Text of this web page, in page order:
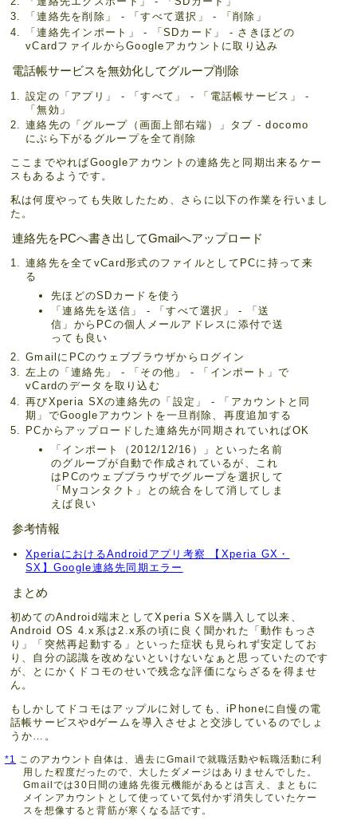
「連絡先を削除」 - 「すべて選択」 - 「削除」
「連絡先インポート」 - 「SDカード」 - さきほどの
vCardファイルからGoogleアカウントに取り込み
電話帳サービスを無効化してグループ削除
設定の「アプリ」 - 「すべて」 - 「電話帳サービス」 -
「無効」
連絡先の「グループ（画面上部右端）」タブ - docomo
にぶら下がるグループを全て削除
ここまでやればGoogleアカウントの連絡先と同期出来るケー
スもあるようです。
私は何度やっても失敗したため、さらに以下の作業を行いまし
た。
連絡先をPCへ書き出してGmailへアップロード
連絡先を全てvCard形式のファイルとしてPCに持って来
る
先ほどのSDカードを使う
「連絡先を送信」 - 「すべて選択」 - 「送
信」からPCの個人メールアドレスに添付で送
っても良い
GmailにPCのウェブブラウザからログイン
左上の「連絡先」 - 「その他」 - 「インポート」で
vCardのデータを取り込む
再びXperia SXの連絡先の「設定」 - 「アカウントと同
期」でGoogleアカウントを一旦削除、再度追加する
PCからアップロードした連絡先が同期されていればOK
「インポート（2012/12/16）」といった名前
のグループが自動で作成されているが、これ
はPCのウェブブラウザでグループを選択して
「Myコンタクト」との統合をして消してしま
えば良い
参考情報
XperiaにおけるAndroidアプリ考察 【Xperia GX・
SX】Google連絡先同期エラー
まとめ
初めてのAndroid端末としてXperia SXを購入して以来、
Android OS 4.x系は2.x系の頃に良く聞かれた「動作もっさ
り」「突然再起動する」といった症状も見られず安定してお
り、自分の認識を改めないといけないなぁと思っていたのです
が、とにかくドコモのせいで残念な評価にならざるを得ませ
ん。
もしかしてドコモはアップルに対しても、iPhoneに自慢の電
話帳サービスやdゲームを導入させよと交渉しているのでしょ
うか…。
*1
このアカウント自体は、過去にGmailで就職活動や転職活動に利
用した程度だったので、大したダメージはありませんでした。
Gmailでは30日間の連絡先復元機能があるとは言え、まともに
メインアカウントとして使っていて気付かず消失していたケー
スを想像すると背筋が寒くなる話です。